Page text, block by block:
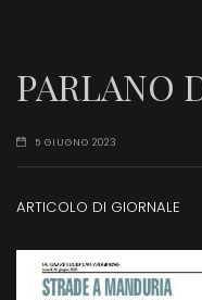
PARLANO
5 GIUGNO 2023
ARTICOLO DI GIORNALE